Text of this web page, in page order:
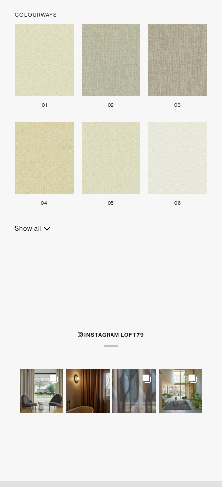
COLOURWAYS
01 02 03
04 05 06
Show all
INSTAGRAM LOFT79